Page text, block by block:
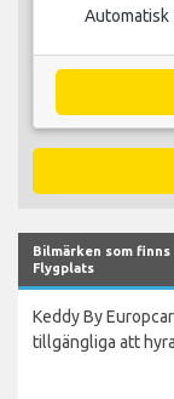
Automatisk
Bilmärken som finns
Flygplats
Keddy By
tillgängliga att